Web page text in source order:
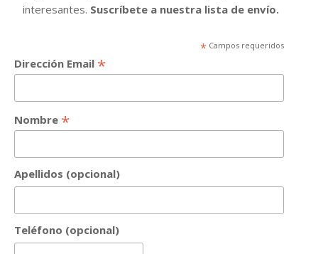
interesantes. Suscríbete a nuestra lista de envío.
* Campos requeridos
Dirección Email *
Nombre *
Apellidos (opcional)
Teléfono (opcional)